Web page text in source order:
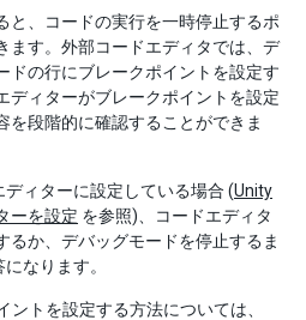
と、コードの実行を一時停止するポ
ます。外部コードエディタでは、デ
ドの行にブレークポイントを設定す
ディターがブレークポイントを設定
を段階的に確認することができま
ィターに設定している場合 (Unity
ーを設定 を参照)、コードエディタ
るか、デバッグモードを停止するま
なります。
トを設定する方法については、